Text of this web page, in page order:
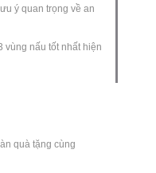
ý quan trọng về an
vùng nấu tốt nhất hiện
quà tặng cùng